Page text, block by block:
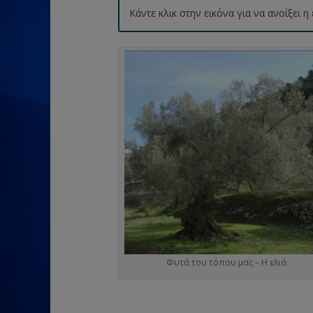
Κάντε κλικ στην εικόνα για να
Φυτά του τόπου μας – Η ελιά